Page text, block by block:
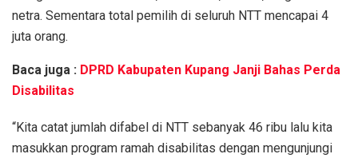
netra. Sementara total pemilih di seluruh NTT mencapai 4
juta orang.
Baca juga : DPRD Kabupaten Kupang Janji Bahas Perda
Disabilitas
“Kita catat jumlah difabel di NTT sebanyak 46 ribu lalu kita
masukkan program ramah disabilitas dengan mengunjungi